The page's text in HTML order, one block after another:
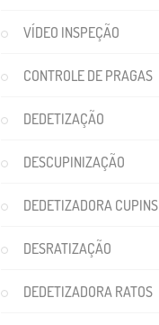
VÍDEO INSPEÇÃO
CONTROLE DE PRAGAS
DEDETIZAÇÃO
DESCUPINIZAÇÃO
DEDETIZADORA CUPINS
DESRATIZAÇÃO
DEDETIZADORA RATOS